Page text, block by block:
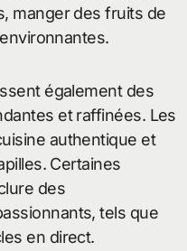
manger des fruits de
également des
et raffinées. Les
authentique et
Certaines
des
tels que
en direct.